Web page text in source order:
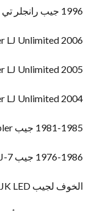
1996 جيب رانجلر تي جيه
2006 Jeep Wrangler LJ Unlimited
2005 Jeep Wrangler LJ Unlimited
2004 Jeep Wrangler LJ Unlimited
1981-1985 جيب CJ-8 Scrambler
1976-1986 جيب CJ-7 (يستثني 1983 CJ-7)
الخوف لجيب JK LED المصباح الأمامي